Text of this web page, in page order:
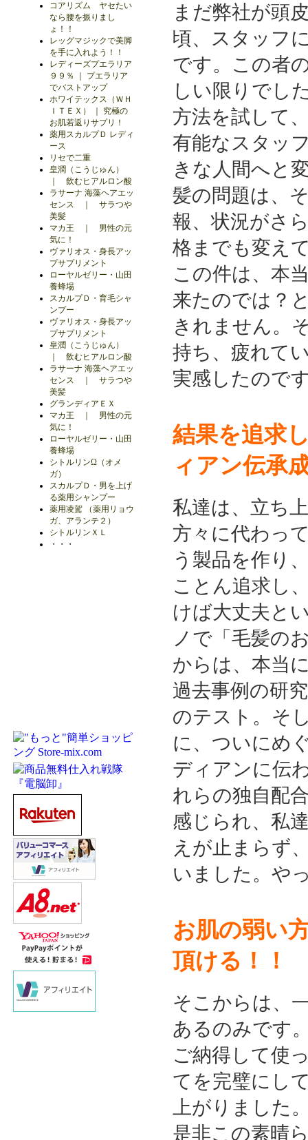
コアリズム ヤセたい
なら腰を振りまし
ょ！！
レッグマジックで美脚
を手に入れよう！！
レディーズプエラリア
９９％ ｜ プエラリア
でバストアップ
ホワイテックス（ＷＨ
ＩＴＥＸ） ｜ 究極の
お肌若返りサプリ！
薬用スカルプＤ レディ
ース
リセで二重
皇潤（こうじゅん）
｜ 飲むヒアルロン酸
ラサーナ 海藻ヘアエッ
センス ｜ サラつや
美髪
マカ王 ｜ 男性の元
気に！
ヴァリオス・身長アッ
プサプリメント
ローヤルゼリー・山田
養蜂場
スカルプＤ・育毛シャ
ンプー
ヴァリオス・身長アッ
プサプリメント
皇潤（こうじゅん）
｜ 飲むヒアルロン酸
ラサーナ 海藻ヘアエッ
センス ｜ サラつや
美髪
グランディアＥＸ
マカ王 ｜ 男性の元
気に！
ローヤルゼリー・山田
養蜂場
シトルリンΩ（オメ
ガ）
スカルプＤ・男を上げ
る薬用シャンプー
薬用凌駕 （薬用リョウ
ガ、アランテ２）
シトルリンＸＬ
・・・
まだ弊社が頭
頃、スタッフ
です。この者
しい限りでし
方法を試して
有能なスタッ
きな人間へと
髪の問題は、
報、状況がさ
格までも変え
この件は、本
来たのでは？
きれません。
持ち、疲れて
実感したので
結果を追求
ィアン伝承
私達は、立ち
方々に代わっ
う製品を作り
ことん追求し
けば大丈夫と
ノで「毛髪の
からは、本当
過去事例の研
のテスト。そ
に、ついにめ
ディアンに伝
れらの独自配
感じられ、私
えが止まらず
いました。や
お肌の弱い
頂ける！！
そこからは、
あるのみです
ご納得して使
てを完璧にし
上がりました
是非この素晴